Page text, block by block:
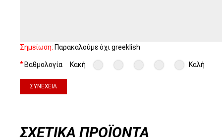
Σημείωση: Παρακαλούμε όχι greeklish
Βαθμολογία Κακή Καλή
ΣΥΝΈΧΕΙΑ
ΣΧΕΤΙΚΆ ΠΡΟΪΌΝΤΑ